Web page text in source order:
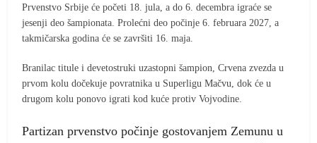
Prvenstvo Srbije će početi 18. jula, a do 6. decembra igraće se
jesenji deo šampionata. Prolećni deo počinje 6. februara 2027, a
takmičarska godina će se završiti 16. maja.
Branilac titule i devetostruki uzastopni šampion, Crvena zvezda u
prvom kolu dočekuje povratnika u Superligu Mačvu, dok će u
drugom kolu ponovo igrati kod kuće protiv Vojvodine.
Partizan prvenstvo počinje gostovanjem Zemunu u